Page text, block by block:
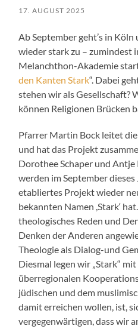
17. AUGUST 2025
Ab September geht’s in
wieder stark zu – zumindest
Melanchthon-Akademie
den Kanten Stark“. Dabei
stehen wir als Gesellschaft?
können Religionen Brücken
Pfarrer Martin Bock leitet
und hat das Projekt
Dorothee Schaper und Antje
werden im September dieses
etabliertes Projekt wieder
bekannten Namen ,Stark‘
theologisches Reden und
Denken der Anderen
Theologie als Dialog-und
Diesmal legen wir „Stark“
überregionalen
jüdischen und dem
damit erreichen wollen, ist,
vergegenwärtigen, dass wir